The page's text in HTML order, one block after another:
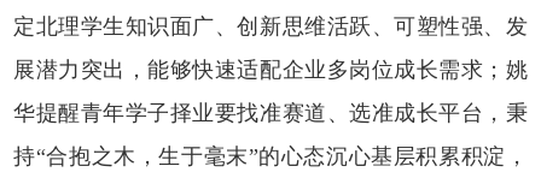
定北理学生知识面广、创新思维活跃、可塑性强、发
展潜力突出，能够快速适配企业多岗位成长需求；姚
华提醒青年学子择业要找准赛道、选准成长平台，秉
持“合抱之木，生于毫末”的心态沉心基层积累积淀，